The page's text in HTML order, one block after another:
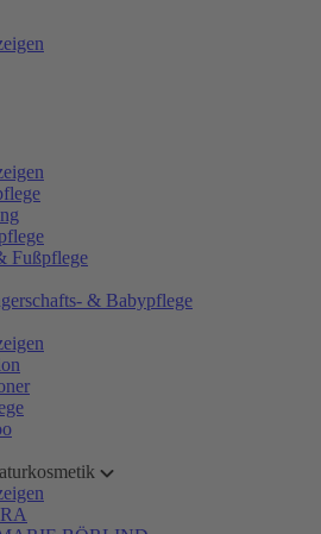
Fußpflege
& Babypflege